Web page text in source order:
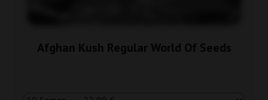
Afghan Kush Regular World Of Seeds